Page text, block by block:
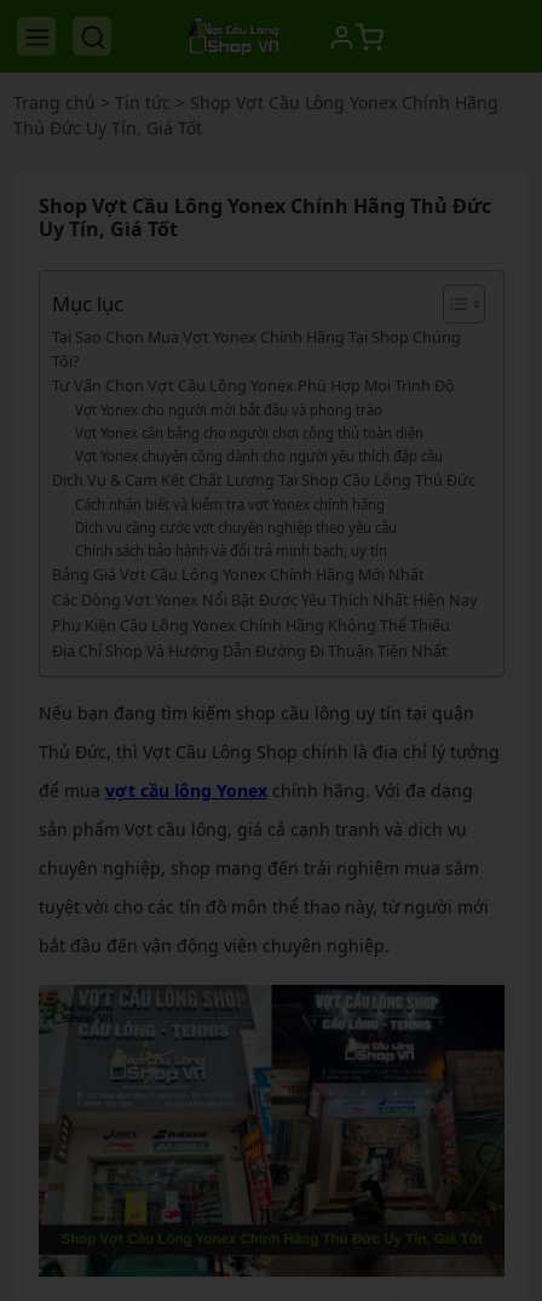
Trang chủ > Tin tức > Shop Vợt Cầu Lông Yonex Chính Hãng
Thủ Đức Uy Tín, Giá Tốt
Shop Vợt Cầu Lông Yonex Chính Hãng Thủ Đức
Uy Tín, Giá Tốt
Mục lục
Tại Sao Chọn Mua Vợt Yonex Chính Hãng Tại Shop Chúng
Tôi?
Tư Vấn Chọn Vợt Cầu Lông Yonex Phù Hợp Mọi Trình Độ
Vợt Yonex cho người mới bắt đầu và phong trào
Vợt Yonex cân bằng cho người chơi công thủ toàn diện
Vợt Yonex chuyên công dành cho người yêu thích đập cầu
Dịch Vụ & Cam Kết Chất Lượng Tại Shop Cầu Lông Thủ Đức
Cách nhận biết và kiểm tra vợt Yonex chính hãng
Dịch vụ căng cước vợt chuyên nghiệp theo yêu cầu
Chính sách bảo hành và đổi trả minh bạch, uy tín
Bảng Giá Vợt Cầu Lông Yonex Chính Hãng Mới Nhất
Các Dòng Vợt Yonex Nổi Bật Được Yêu Thích Nhất Hiện Nay
Phụ Kiện Cầu Lông Yonex Chính Hãng Không Thể Thiếu
Địa Chỉ Shop Và Hướng Dẫn Đường Đi Thuận Tiện Nhất
Nếu bạn đang tìm kiếm shop cầu lông uy tín tại quận
Thủ Đức, thì Vợt Cầu Lông Shop chính là địa chỉ lý tưởng
để mua vợt cầu lông Yonexchính hãng. Với đa dạng
sản phẩm Vợt cầu lông, giá cả cạnh tranh và dịch vụ
chuyên nghiệp, shop mang đến trải nghiệm mua sắm
tuyệt vời cho các tín đồ môn thể thao này, từ người mới
bắt đầu đến vận động viên chuyên nghiệp.